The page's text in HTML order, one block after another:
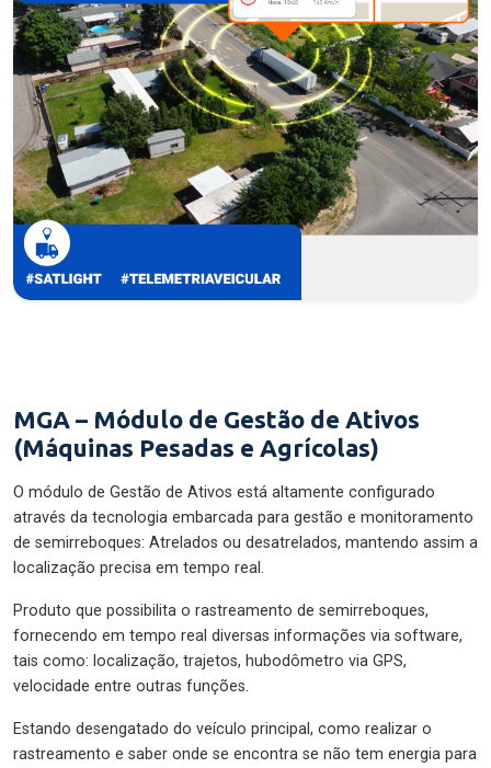
MGA – Módulo de Gestão de Ativos
(Máquinas Pesadas e Agrícolas)
O módulo de Gestão de Ativos está altamente configurado
através da tecnologia embarcada para gestão e monitoramento
de semirreboques: Atrelados ou desatrelados, mantendo assim a
localização precisa em tempo real.
Produto que possibilita o rastreamento de semirreboques,
fornecendo em tempo real diversas informações via software,
tais como: localização, trajetos, hubodômetro via GPS,
velocidade entre outras funções.
Estando desengatado do veículo principal, como realizar o
rastreamento e saber onde se encontra se não tem energia para